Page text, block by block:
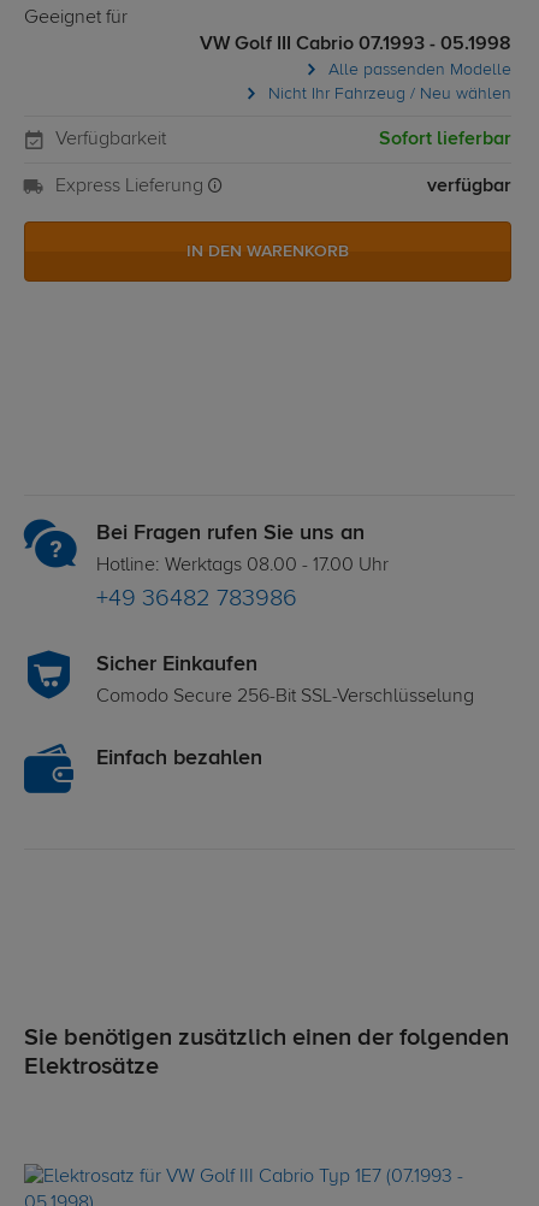
Geeignet für
VW Golf III Cabrio 07.1993 - 05.1998
Alle passenden Modelle
Nicht Ihr Fahrzeug / Neu wählen
Verfügbarkeit Sofort lieferbar
Express Lieferung verfügbar
IN DEN WARENKORB
Bei Fragen rufen Sie uns an
Hotline: Werktags 08.00 - 17.00 Uhr
+49 36482 783986
Sicher Einkaufen
Comodo Secure 256-Bit SSL-Verschlüsselung
Einfach bezahlen
Sie benötigen zusätzlich einen der folgenden
Elektrosätze